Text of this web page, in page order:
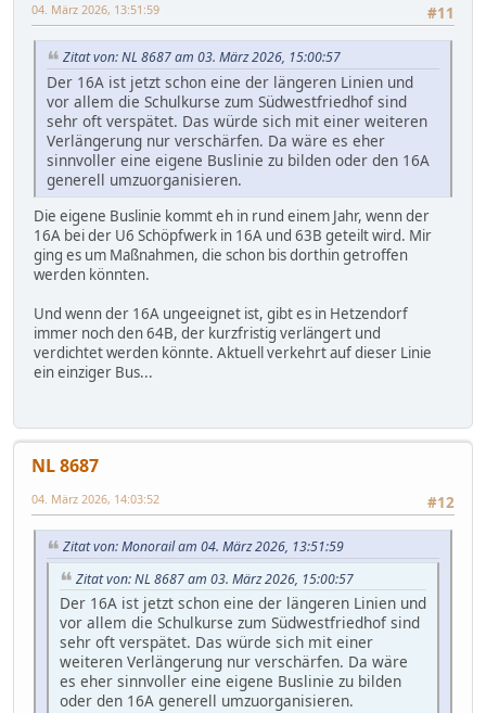
#11
04. März 2026, 13:51:59
Zitat von: NL 8687 am 03. März 2026, 15:00:57
Der 16A ist jetzt schon eine der längeren Linien und
vor allem die Schulkurse zum Südwestfriedhof sind
sehr oft verspätet. Das würde sich mit einer weiteren
Verlängerung nur verschärfen. Da wäre es eher
sinnvoller eine eigene Buslinie zu bilden oder den 16A
generell umzuorganisieren.
Die eigene Buslinie kommt eh in rund einem Jahr, wenn der
16A bei der U6 Schöpfwerk in 16A und 63B geteilt wird. Mir
ging es um Maßnahmen, die schon bis dorthin getroffen
werden könnten.
Und wenn der 16A ungeeignet ist, gibt es in Hetzendorf
immer noch den 64B, der kurzfristig verlängert und
verdichtet werden könnte. Aktuell verkehrt auf dieser Linie
ein einziger Bus...
NL 8687
#12
04. März 2026, 14:03:52
Zitat von: Monorail am 04. März 2026, 13:51:59
Zitat von: NL 8687 am 03. März 2026, 15:00:57
Der 16A ist jetzt schon eine der längeren Linien und
vor allem die Schulkurse zum Südwestfriedhof sind
sehr oft verspätet. Das würde sich mit einer
weiteren Verlängerung nur verschärfen. Da wäre
es eher sinnvoller eine eigene Buslinie zu bilden
oder den 16A generell umzuorganisieren.